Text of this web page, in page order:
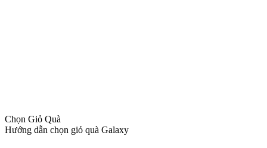
Chọn Giỏ Quà
Hướng dẫn chọn giỏ quà Galaxy